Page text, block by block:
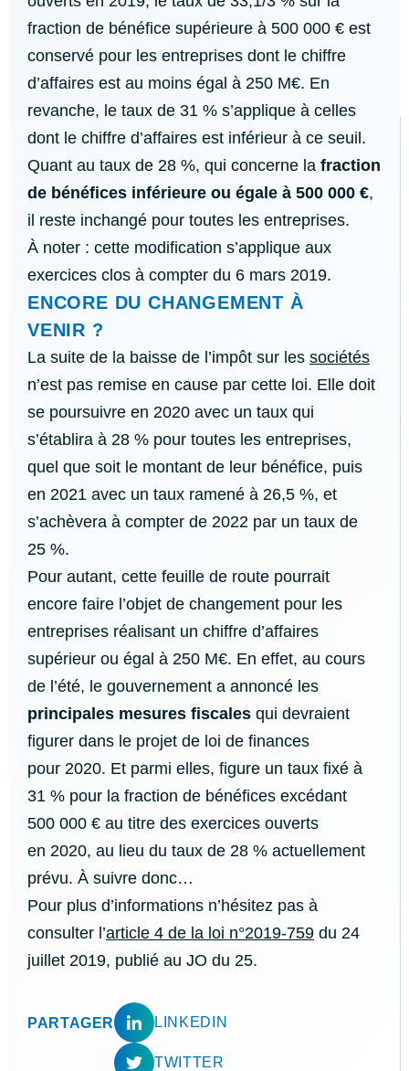
fraction de bénéfice supérieure à 500 000 € est
conservé pour les entreprises dont le chiffre
d’affaires est au moins égal à 250 M€. En
revanche, le taux de 31 % s’applique à celles
dont le chiffre d’affaires est inférieur à ce seuil.
Quant au taux de 28 %, qui concerne la fraction
de bénéfices inférieure ou égale à 500 000 €,
il reste inchangé pour toutes les entreprises.
À noter : cette modification s’applique aux
exercices clos à compter du 6 mars 2019.
ENCORE DU CHANGEMENT À
VENIR ?
La suite de la baisse de l’impôt sur les sociétés
n’est pas remise en cause par cette loi. Elle doit
se poursuivre en 2020 avec un taux qui
s’établira à 28 % pour toutes les entreprises,
quel que soit le montant de leur bénéfice, puis
en 2021 avec un taux ramené à 26,5 %, et
s’achèvera à compter de 2022 par un taux de
25 %.
Pour autant, cette feuille de route pourrait
encore faire l’objet de changement pour les
entreprises réalisant un chiffre d’affaires
supérieur ou égal à 250 M€. En effet, au cours
de l’été, le gouvernement a annoncé les
principales mesures fiscales qui devraient
figurer dans le projet de loi de finances
pour 2020. Et parmi elles, figure un taux fixé à
31 % pour la fraction de bénéfices excédant
500 000 € au titre des exercices ouverts
en 2020, au lieu du taux de 28 % actuellement
prévu. À suivre donc…
Pour plus d’informations n’hésitez pas à
consulter l’article 4 de la loi n°2019-759 du 24
juillet 2019, publié au JO du 25.
PARTAGER LINKEDIN
TWITTER